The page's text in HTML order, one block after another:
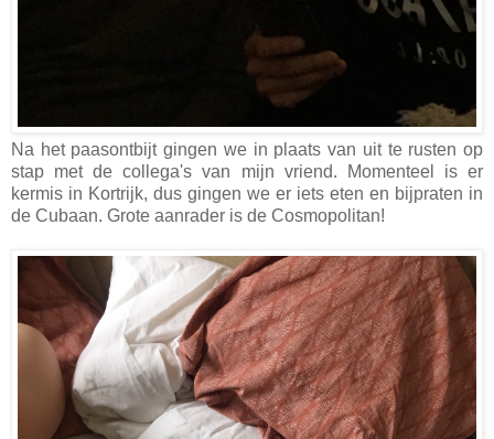
Na het paasontbijt gingen we in plaats van uit te rusten op
stap met de collega's van mijn vriend. Momenteel is er
kermis in Kortrijk, dus gingen we er iets eten en bijpraten in
de Cubaan. Grote aanrader is de Cosmopolitan!